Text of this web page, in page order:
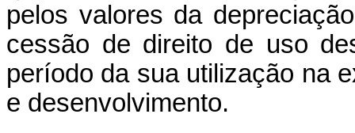
pelos valores da
cessão de direito de uso
período da sua utilização na
e desenvolvimento.